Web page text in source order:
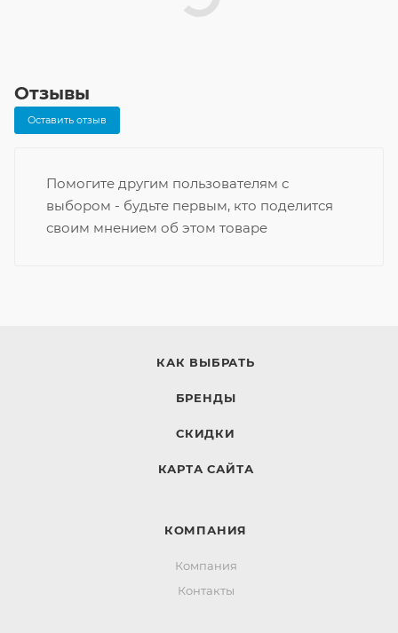
Отзывы
Оставить отзыв
Помогите другим пользователям с
выбором - будьте первым, кто поделится
своим мнением об этом товаре
КАК ВЫБРАТЬ
БРЕНДЫ
СКИДКИ
КАРТА САЙТА
КОМПАНИЯ
Компания
Контакты